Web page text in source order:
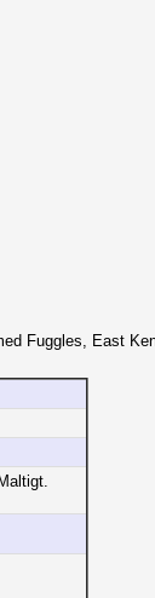
Fuggles, East